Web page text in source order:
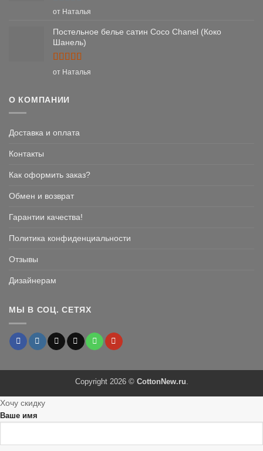
Оценка5
от Наталья
Постельное белье сатин Coco Chanel (Коко
Шанель)
Оценка5
от Наталья
О КОМПАНИИ
Доставка и оплата
Контакты
Как оформить заказ?
Обмен и возврат
Гарантии качества!
Политика конфиденциальности
Отзывы
Дизайнерам
МЫ В СОЦ. СЕТЯХ
Copyright 2026 © CottonNew.ru
Хочу скидку
Ваше имя